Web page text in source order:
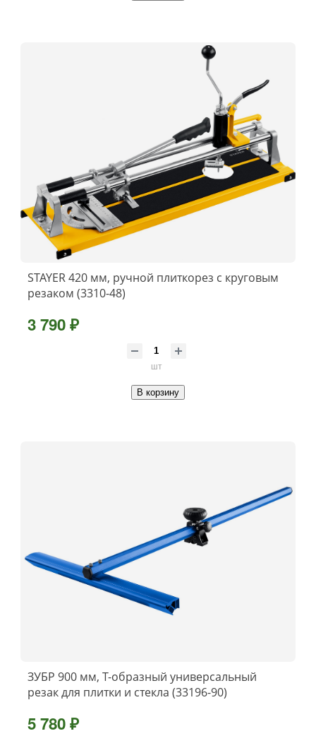
STAYER 420 мм, ручной плиткорез с круговым
резаком (3310-48)
3 790 ₽
шт
В корзину
ЗУБР 900 мм, Т-образный универсальный
резак для плитки и стекла (33196-90)
5 780 ₽